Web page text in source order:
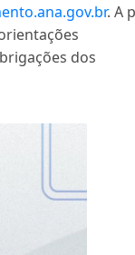
. A
dos